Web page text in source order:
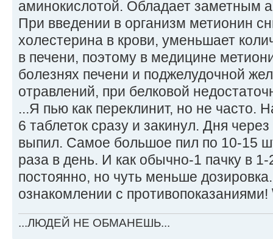
аминокислотой. Обладает заметным
При введении в организм метионин
холестерина в крови, уменьшает
в печени, поэтому в медицине
болезнях печени и поджелудочной
отравлений, при белковой
...Я пью как переклинит, но не часто.
6 таблеток сразу и закинул. Дня
выпил. Самое большое пил по 10-15
раза в день. И как обычно-1 пачку в
постоянно, но чуть меньше
ознакомлении с противопоказаниями!
...ЛЮДЕЙ НЕ ОБМАНЕШЬ...